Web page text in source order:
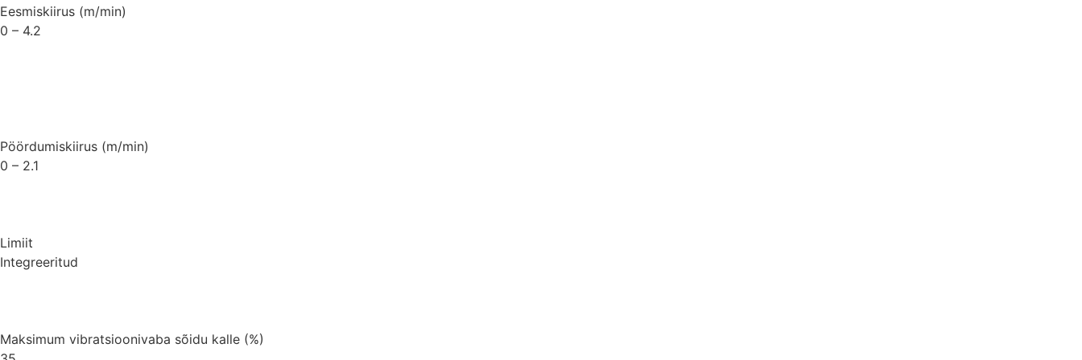
Eesmiskiirus (m/min)
0 – 4.2
Pöördumiskiirus (m/min)
0 – 2.1
Limiit
Integreeritud
Maksimum vibratsioonivaba sõidu kalle (%)